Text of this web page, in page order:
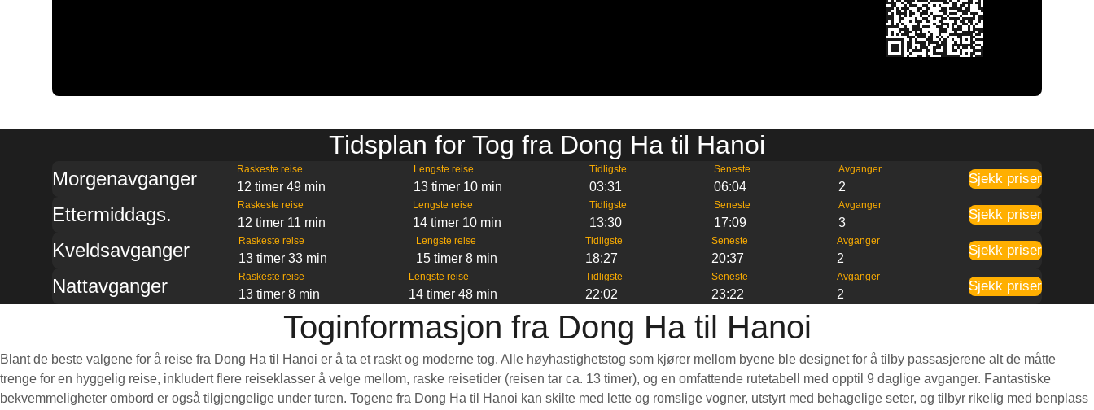
Tidsplan for Tog fra Dong Ha til Hanoi
Morgenavganger Raskeste reise
12 timer 49 min
Lengste reise
13 timer 10 min
Tidligste
03:31
Seneste
06:04
Avganger
2
Sjekk priser
Ettermiddags. Raskeste reise
12 timer 11 min
Lengste reise
14 timer 10 min
Tidligste
13:30
Seneste
17:09
Avganger
3
Sjekk priser
Kveldsavganger Raskeste reise
13 timer 33 min
Lengste reise
15 timer 8 min
Tidligste
18:27
Seneste
20:37
Avganger
2
Sjekk priser
Nattavganger Raskeste reise
13 timer 8 min
Lengste reise
14 timer 48 min
Tidligste
22:02
Seneste
23:22
Avganger
2
Sjekk priser
Toginformasjon fra Dong Ha til Hanoi
Blant de beste valgene for å reise fra Dong Ha til Hanoi er å ta et raskt og moderne tog. Alle høyhastighetstog som kjører mellom byene ble designet for å tilby passasjerene alt de måtte
trenge for en hyggelig reise, inkludert flere reiseklasser å velge mellom, raske reisetider (reisen tar ca. 13 timer), og en omfattende rutetabell med opptil 9 daglige avganger. Fantastiske
bekvemmeligheter ombord er også tilgjengelige under turen. Togene fra Dong Ha til Hanoi kan skilte med lette og romslige vogner, utstyrt med behagelige seter, og tilbyr rikelig med benplass